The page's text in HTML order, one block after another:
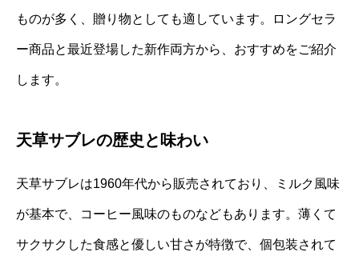
ものが多く、贈り物としても適しています。ロングセラ
ー商品と最近登場した新作両方から、おすすめをご紹介
します。
天草サブレの歴史と味わい
天草サブレは1960年代から販売されており、ミルク風味
が基本で、コーヒー風味のものなどもあります。薄くて
サクサクした食感と優しい甘さが特徴で、個包装されて